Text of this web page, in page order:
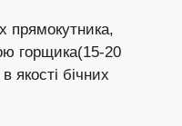
прямокутника,
горщика(15-20
якості бічних